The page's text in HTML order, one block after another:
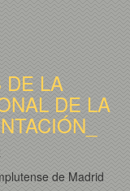
DE LA
DE LA
de Madrid